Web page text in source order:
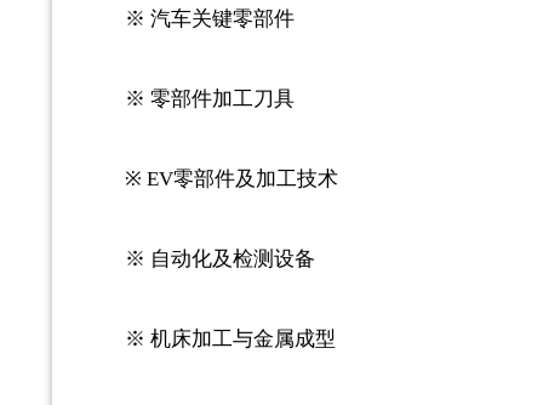
※ 汽车关键零部件
※ 零部件加工刀具
※ EV零部件及加工技术
※ 自动化及检测设备
※ 机床加工与金属成型